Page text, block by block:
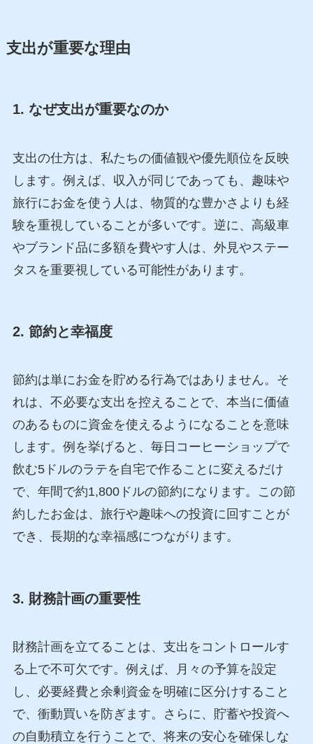
支出が重要な理由
1. なぜ支出が重要なのか
支出の仕方は、私たちの価値観や優先順位を反映
します。例えば、収入が同じであっても、趣味や
旅行にお金を使う人は、物質的な豊かさよりも経
験を重視していることが多いです。逆に、高級車
やブランド品に多額を費やす人は、外見やステー
タスを重要視している可能性があります。
2. 節約と幸福度
節約は単にお金を貯める行為ではありません。そ
れは、不必要な支出を控えることで、本当に価値
のあるものに資金を使えるようになることを意味
します。例を挙げると、毎日コーヒーショップで
飲む5ドルのラテを自宅で作ることに変えるだけ
で、年間で約1,800ドルの節約になります。この節
約したお金は、旅行や趣味への投資に回すことが
でき、長期的な幸福感につながります。
3. 財務計画の重要性
財務計画を立てることは、支出をコントロールす
る上で不可欠です。例えば、月々の予算を設定
し、必要経費と余剰資金を明確に区分けすること
で、衝動買いを防ぎます。さらに、貯蓄や投資へ
の自動積立を行うことで、将来の安心を確保しな